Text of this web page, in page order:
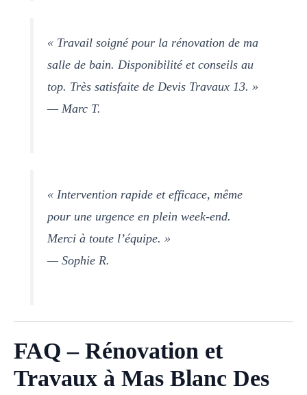
« Travail soigné pour la rénovation de ma
salle de bain. Disponibilité et conseils au
top. Très satisfaite de Devis Travaux 13. »
— Marc T.
« Intervention rapide et efficace, même
pour une urgence en plein week-end.
Merci à toute l’équipe. »
— Sophie R.
FAQ – Rénovation et
Travaux à Mas Blanc Des